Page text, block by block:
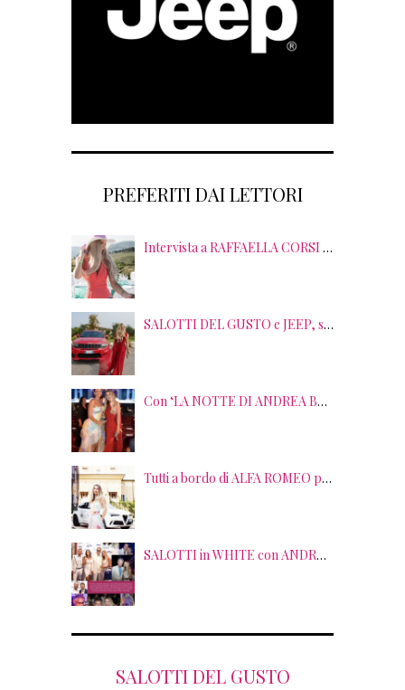
PREFERITI DAI LETTORI
Intervista a RAFFAELLA CORSI tra EVENTI, PSICOLOGIA ed EMOZIONI
SALOTTI DEL GUSTO e JEEP, sei anni di SUCCESSI tra splendide LOCATION, TERRITORI e GUSTO
Con ‘LA NOTTE DI ANDREA BOCELLI’ l’ARENA si accende di musica e solidarietà! I SALOTTI DEL GUSTO conquistano tutti; tra gli ospiti, RICHARD GERE
Tutti a bordo di ALFA ROMEO per la seconda edizione di STRADE STELLATE con le gourmet experience SALOTTI DEL GUSTO
SALOTTI in WHITE con ANDREA BOCELLI! Tra gli ospiti NICOLAS CAGE, RAOUL BOVA, SHARON STONE e RANJA DI GIORDANIA
SALOTTI DEL GUSTO